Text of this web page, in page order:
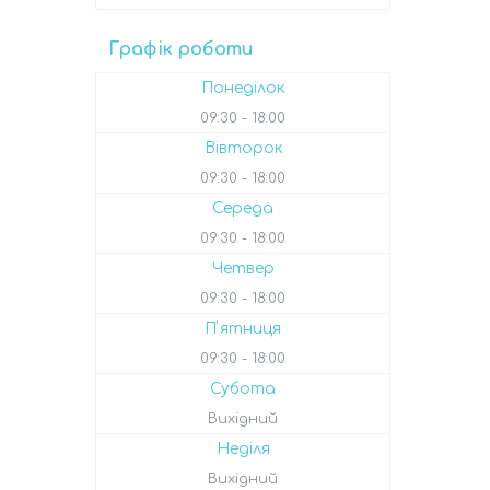
Графік роботи
Понеділок
09:30 18:00
Вівторок
09:30 18:00
Середа
09:30 18:00
Четвер
09:30 18:00
Пʼятниця
09:30 18:00
Субота
Вихідний
Неділя
Вихідний